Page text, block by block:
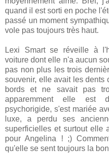
quand il est sorti en poche
passé un moment
vole pas toujours très haut.
Lexi Smart se réveille à
voiture dont elle n'a aucun
pas non plus les trois
souvenir, elle avait les dents
bords et ne savait pas
apparemment elle est
psychorigide, s'est mariée
luxe, a perdu ses
superficielles et surtout elle
pour Angelina ! ;)
qu'elle se sent toujours la